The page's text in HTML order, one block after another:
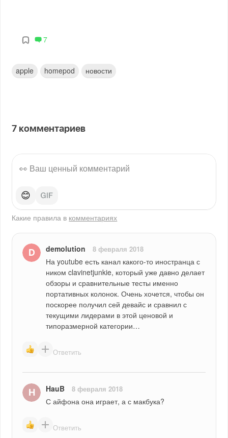
7
apple homepod новости
7 комментариев
😊
Какие правила в комментариях
demolution 8 февраля 2018
На youtube есть канал какого-то иностранца с
ником clavinetjunkie, который уже давно делает
обзоры и сравнительные тесты именно
портативных колонок. Очень хочется, чтобы он
поскорее получил сей девайс и сравнил с
текущими лидерами в этой ценовой и
типоразмерной категории…
Ответить
HauB 8 февраля 2018
С айфона она играет, а с макбука?
Ответить